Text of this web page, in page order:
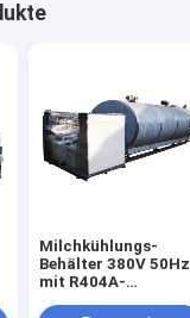
Milchkühlungs-
Behälter 380V 50Hz
mit R404A-